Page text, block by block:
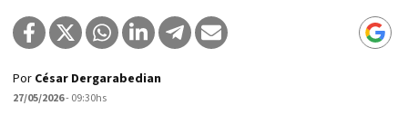
Por César Dergarabedian
27/05/2026- 09:30hs